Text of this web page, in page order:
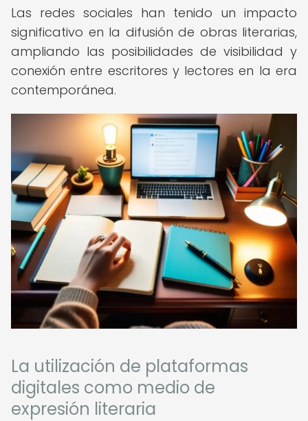
Las redes sociales han tenido un impacto
significativo en la difusión de obras literarias,
ampliando las posibilidades de visibilidad y
conexión entre escritores y lectores en la era
contemporánea.
La utilización de plataformas
digitales como medio de
expresión literaria